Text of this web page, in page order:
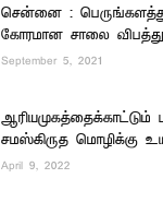
சென்னை :
கோரமான சாலை விபத்து
September 5, 2021
சமஸ்கிருத மொழிக்கு
April 9, 2022